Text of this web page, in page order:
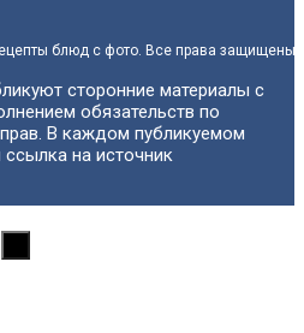
блюд с фото. Все права защищены.
сторонние материалы с
обязательств по
В каждом публикуемом
ссылка на источник